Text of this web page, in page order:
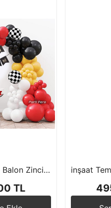
Formula Race Balon Zinciri Seti
TL